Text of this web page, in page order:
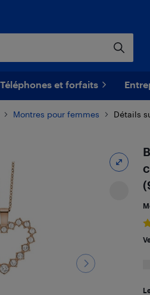
Téléphones et forfaits
Montres pour femmes Détails